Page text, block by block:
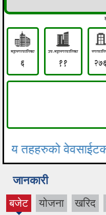
जानकारी
बजेट
(active
योजना खरिद